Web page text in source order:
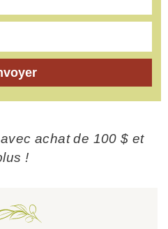
avec achat de 100 $ et
!